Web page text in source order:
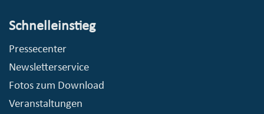
Schnelleinstieg
Pressecenter
Newsletterservice
Fotos zum Download
Veranstaltungen